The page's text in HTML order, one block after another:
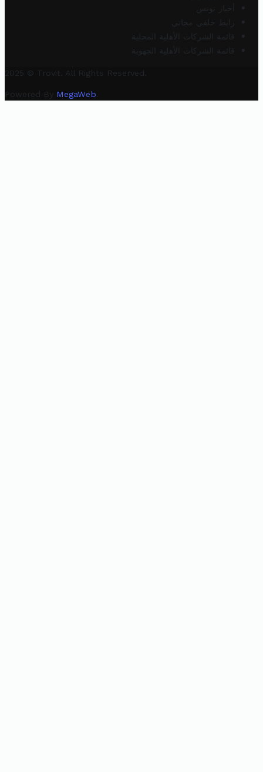
أخبار تونس
رابط خلفي مجاني
قائمة الشركات الأهلية المحلية
قائمة الشركات الأهلية الجهوية
2025 © Trovit. All Rights Reserved.
Powered By MegaWeb